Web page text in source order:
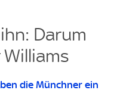
Darum
die Münchner ein